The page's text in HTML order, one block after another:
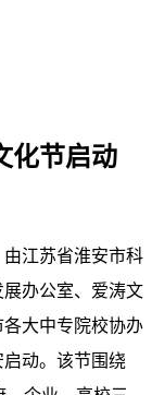
化节启动
江苏省淮安市科
办公室、爱涛文
大中专院校协办
动。该节围绕